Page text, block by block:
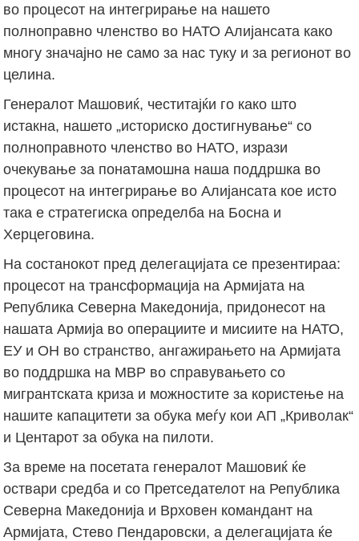
во процесот на интегрирање на нашето
полноправно членство во НАТО Алијансата како
многу значајно не само за нас туку и за регионот во
целина.
Генералот Машовиќ, честитајќи го како што
истакна, нашето „историско достигнување“ со
полноправното членство во НАТО, изрази
очекување за понатамошна наша поддршка во
процесот на интегрирање во Алијансата кое исто
така е стратегиска определба на Босна и
Херцеговина.
На состанокот пред делегацијата се презентираа:
процесот на трансформација на Армијата на
Република Северна Македонија, придонесот на
нашата Армија во операциите и мисиите на НАТО,
ЕУ и ОН во странство, ангажирањето на Армијата
во поддршка на МВР во справувањето со
мигрантската криза и можностите за користење на
нашите капацитети за обука меѓу кои АП „Криволак“
и Центарот за обука на пилоти.
За време на посетата генералот Машовиќ ќе
оствари средба и со Претседателот на Република
Северна Македонија и Врховен командант на
Армијата, Стево Пендаровски, а делегацијата ќе